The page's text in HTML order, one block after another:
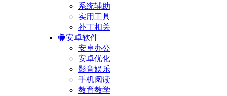
系统辅助
实用工具
补丁相关
安卓软件
安卓办公
安卓优化
影音娱乐
手机阅读
教育教学